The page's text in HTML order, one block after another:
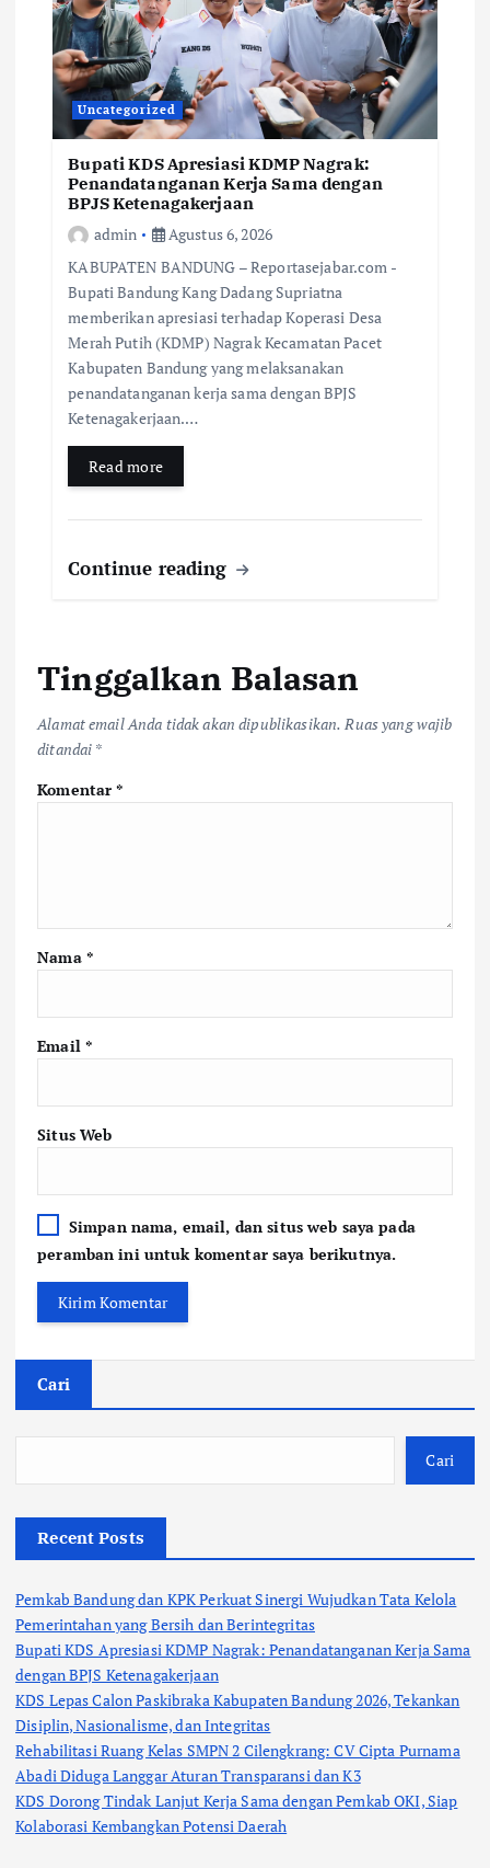
Uncategorized
Bupati KDS Apresiasi KDMP Nagrak:
Penandatanganan Kerja Sama dengan
BPJS Ketenagakerjaan
admin
Agustus 6, 2026
KABUPATEN BANDUNG – Reportasejabar.com -
Bupati Bandung Kang Dadang Supriatna
memberikan apresiasi terhadap Koperasi Desa
Merah Putih (KDMP) Nagrak Kecamatan Pacet
Kabupaten Bandung yang melaksanakan
penandatanganan kerja sama dengan BPJS
Ketenagakerjaan.…
Read more
Continue reading
Tinggalkan Balasan
Alamat email Anda tidak akan dipublikasikan. Ruas yang wajib
ditandai *
Komentar*
Nama *
Email *
Situs Web
Simpan nama, email, dan situs web saya pada
peramban ini untuk komentar saya berikutnya.
Cari
Cari
Recent Posts
Pemkab Bandung dan KPK Perkuat Sinergi Wujudkan Tata Kelola
Pemerintahan yang Bersih dan Berintegritas
Bupati KDS Apresiasi KDMP Nagrak: Penandatanganan Kerja Sama
dengan BPJS Ketenagakerjaan
KDS Lepas Calon Paskibraka Kabupaten Bandung 2026, Tekankan
Disiplin, Nasionalisme, dan Integritas
Rehabilitasi Ruang Kelas SMPN 2 Cilengkrang: CV Cipta Purnama
Abadi Diduga Langgar Aturan Transparansi dan K3
KDS Dorong Tindak Lanjut Kerja Sama dengan Pemkab OKI, Siap
Kolaborasi Kembangkan Potensi Daerah